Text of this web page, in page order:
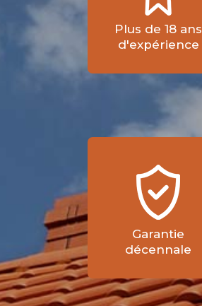
Plus de 18 ans
d'expérience
Garantie
décennale